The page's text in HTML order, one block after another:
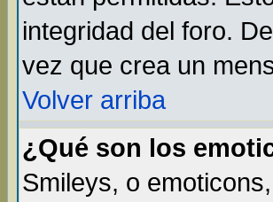
integridad del foro.
vez que crea un
Volver arriba
¿Qué son los
Smileys, o